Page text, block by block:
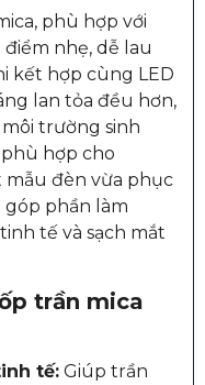
phù hợp với
nhẹ, dễ lau
kết hợp cùng LED
lan tỏa đều hơn,
trường sinh
hợp cho
đèn vừa phục
góp phần làm
tế và sạch mắt
trần mica
tế: Giúp trần